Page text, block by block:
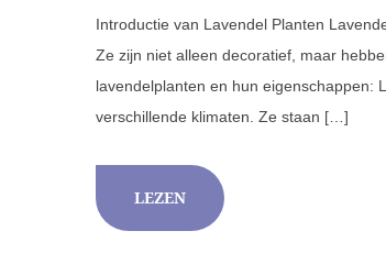
Introductie van Lavendel Planten
Ze zijn niet alleen decoratief, maar
lavendelplanten en hun eigenschappen:
verschillende klimaten. Ze staan […]
LEZEN